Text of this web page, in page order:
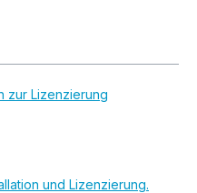
zur Lizenzierung
und Lizenzierung.